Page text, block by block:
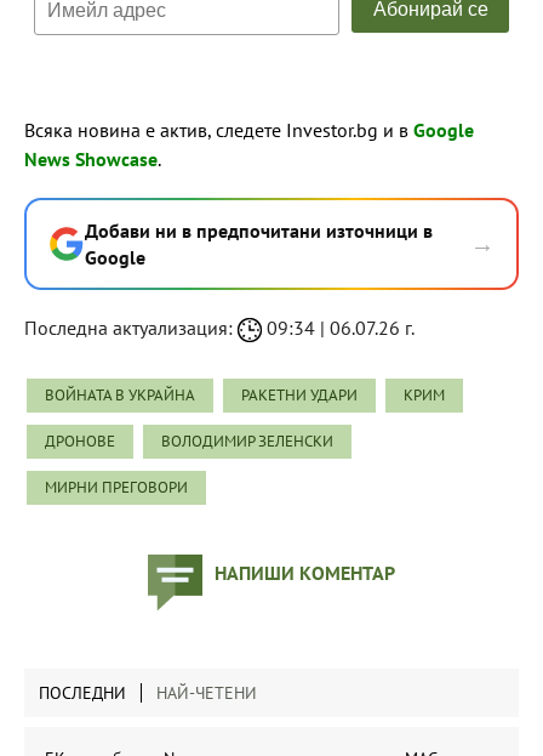
Всяка новина е актив, следете Investor.bg и в Google
News Showcase.
Добави ни в предпочитани източници в
Google
→
Последна актуализация: 09:34 | 06.07.26 г.
ВОЙНАТА В УКРАЙНА РАКЕТНИ УДАРИ КРИМ
ДРОНОВЕ ВОЛОДИМИР ЗЕЛЕНСКИ
МИРНИ ПРЕГОВОРИ
НАПИШИ КОМЕНТАР
ПОСЛЕДНИ НАЙ-ЧЕТЕНИ